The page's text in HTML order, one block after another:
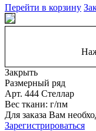
Перейти в корзину
Закрыть
Размерный ряд
Арт. 444 Стеллар
Вес ткани: г/пм
Для заказа Вам
Зарегистрироваться